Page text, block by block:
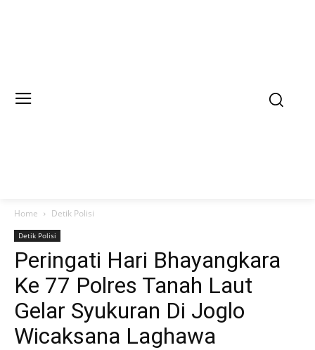
Home Detik Polisi
Detik Polisi
Peringati Hari Bhayangkara
Ke 77 Polres Tanah Laut
Gelar Syukuran Di Joglo
Wicaksana Laghawa